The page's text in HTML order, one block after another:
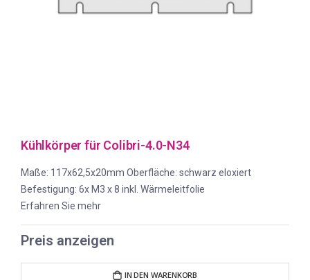
Kühlkörper für Colibri-4.0-N34
Maße: 117x62,5x20mm Oberfläche: schwarz eloxiert
Befestigung: 6x M3 x 8 inkl. Wärmeleitfolie
Erfahren Sie mehr
Preis anzeigen
IN DEN WARENKORB